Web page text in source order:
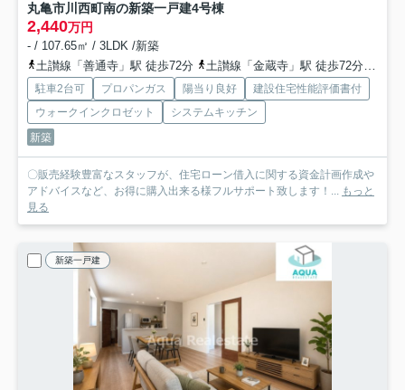
丸亀市川西町南の新築一戸建4号棟
2,440万円
- / 107.65㎡ / 3LDK /新築
土讃線「善通寺」駅 徒歩72分
土讃線「金蔵寺」駅 徒歩72分
駐車2台可 プロパンガス 陽当り良好
建設住宅性能評価書付
ウォークインクロゼット
システムキッチン
新築
〇販売経験豊富なスタッフが、住宅ローン借入に関する資金計画作成や
アドバイスなど、お得に購入出来る様フルサポート致します！... もっと
見る
新築一戸建